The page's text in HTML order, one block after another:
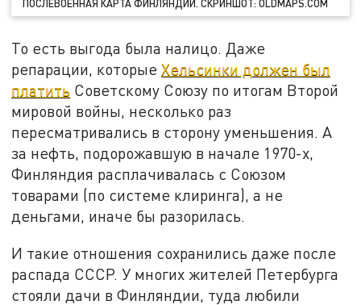
ПОСЛЕВОЕННАЯ КАРТА ФИНЛЯНДИИ. СКРИНШОТ: OLDMAPS.COM
То есть выгода была налицо. Даже
репарации, которыеХельсинки должен был
платить Советскому Союзу по итогам Второй
мировой войны, несколько раз
пересматривались в сторону уменьшения. А
за нефть, подорожавшую в начале 1970-х,
Финляндия расплачивалась с Союзом
товарами (по системе клиринга), а не
деньгами, иначе бы разорилась.
И такие отношения сохранились даже после
распада СССР. У многих жителей Петербурга
стояли дачи в Финляндии, туда любили